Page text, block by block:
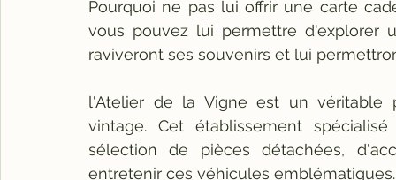
Pourquoi ne pas lui offrir une carte
vous pouvez lui permettre d'explorer
raviveront ses souvenirs et lui
l'Atelier de la Vigne est un véritable
vintage. Cet établissement
sélection de pièces détachées,
entretenir ces véhicules emblématiques.